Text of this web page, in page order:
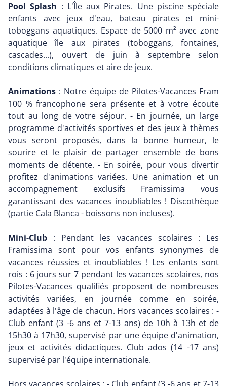
Pool Splash : L'Île aux Pirates. Une piscine spéciale
enfants avec jeux d'eau, bateau pirates et mini-
toboggans aquatiques. Espace de 5000 m² avec zone
aquatique île aux pirates (toboggans, fontaines,
cascades...), ouvert de juin à septembre selon
conditions climatiques et aire de jeux.
Animations : Notre équipe de Pilotes-Vacances Fram
100 % francophone sera présente et à votre écoute
tout au long de votre séjour. - En journée, un large
programme d'activités sportives et des jeux à thèmes
vous seront proposés, dans la bonne humeur, le
sourire et le plaisir de partager ensemble de bons
moments de détente. - En soirée, pour vous divertir
profitez d'animations variées. Une animation et un
accompagnement exclusifs Framissima vous
garantissant des vacances inoubliables ! Discothèque
(partie Cala Blanca - boissons non incluses).
Mini-Club : Pendant les vacances scolaires : Les
Framissima sont pour vos enfants synonymes de
vacances réussies et inoubliables ! Les enfants sont
rois : 6 jours sur 7 pendant les vacances scolaires, nos
Pilotes-Vacances qualifiés proposent de nombreuses
activités variées, en journée comme en soirée,
adaptées à l'âge de chacun. Hors vacances scolaires : -
Club enfant (3 -6 ans et 7-13 ans) de 10h à 13h et de
15h30 à 17h30, supervisé par une équipe d'animation,
jeux et activités didactiques. Club ados (14 -17 ans)
supervisé par l'équipe internationale.